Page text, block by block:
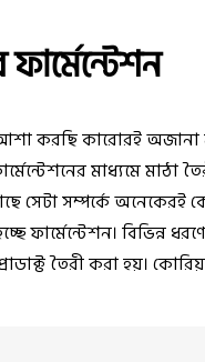
ফার্মেন্টেশন
করছি কারোরই অজানা
মাধ্যমে মাঠা
সেটা সম্পর্কে অনেকেরই
ফার্মেন্টেশন। বিভিন্ন
তৈরী করা হয়।